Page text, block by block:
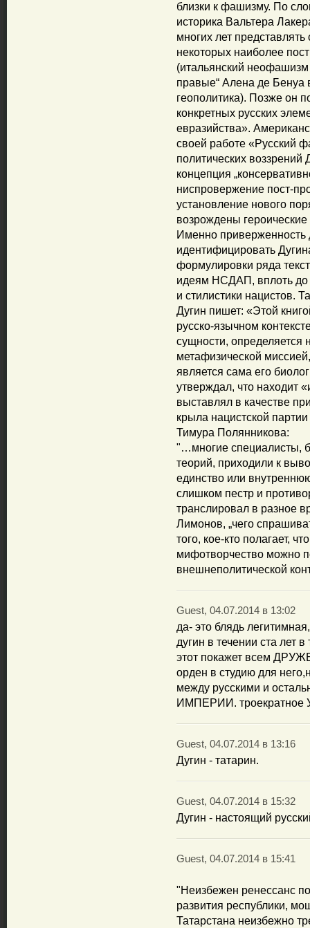
близки к фашизму. По
историка Вальтера
многих лет
некоторых наиболее
(итальянский
правые“ Алена де Бенуа
геополитика). Позже он
конкретных русских
евразийства».
своей работе «Русский
политических воззрений
концепция
ниспровержение пост-
установление нового
возрождены героические
Именно приверженность
идентифицировать
формулировки ряда
идеям НСДАП, вплоть до
и стилистики нацистов.
Дугин пишет: «Этой
русско-язычном
сущности, определяется
метафизической
является сама его
утверждал, что находит
выставлял в качестве
крыла нацистской
Тимура Полянникова:
"…многие специалисты,
теорий, приходили к
единство или
слишком пестр и
транслировал в разное
Лимонов, „чего
того, кое-кто полагает,
мифотворчество можно
внешнеполитической
Guest, 04.07.2014 в 13:02
да- это блядь
дугин в течении ста лет в
этот покажет всем
орден в студию для
между русскими и
ИМПЕРИИ. троекратное
Guest, 04.07.2014 в 13:16
Дугин - татарин.
Guest, 04.07.2014 в 15:32
Дугин - настоящий
Guest, 04.07.2014 в 15:41
"Неизбежен ренессанс
развития республики,
Татарстана неизбежно